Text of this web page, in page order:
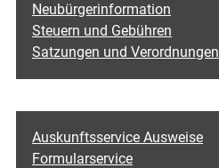
Neubürgerinformation
Steuern und Gebühren
Satzungen und Verordnungen
Auskunftsservice Ausweise
Formularservice